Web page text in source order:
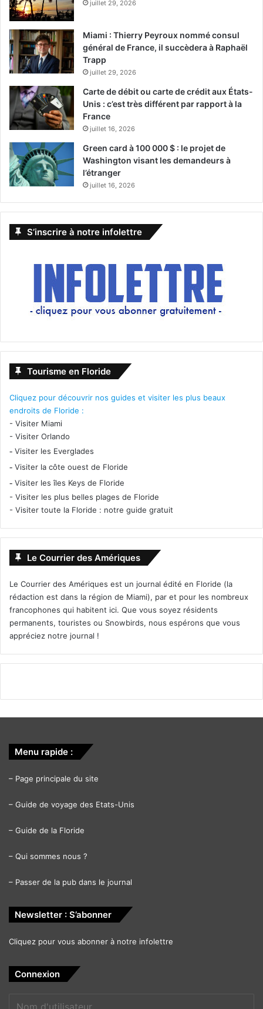
juillet 29, 2026
Miami : Thierry Peyroux nommé consul
général de France, il succèdera à Raphaël
Trapp
juillet 29, 2026
Carte de débit ou carte de crédit aux États-
Unis : c’est très différent par rapport à la
France
juillet 16, 2026
Green card à 100 000 $ : le projet de
Washington visant les demandeurs à
l’étranger
juillet 16, 2026
S’inscrire à notre infolettre
Tourisme en Floride
Cliquez pour découvrir nos guides et visiter les plus beaux
endroits de Floride :
- Visiter Miami
- Visiter Orlando
- Visiter les Everglades
- Visiter la côte ouest de Floride
- Visiter les îles Keys de Floride
- Visiter les plus belles plages de Floride
- Visiter toute la Floride : notre guide gratuit
Le Courrier des Amériques
Le Courrier des Amériques est un journal édité en Floride (la
rédaction est dans la région de Miami), par et pour les nombreux
francophones qui habitent ici. Que vous soyez résidents
permanents, touristes ou Snowbirds, nous espérons que vous
appréciez notre journal !
Menu rapide :
– Page principale du site
– Guide de voyage des Etats-Unis
– Guide de la Floride
– Qui sommes nous ?
– Passer de la pub dans le journal
Newsletter : S’abonner
Cliquez pour vous abonner à notre infolettre
Connexion